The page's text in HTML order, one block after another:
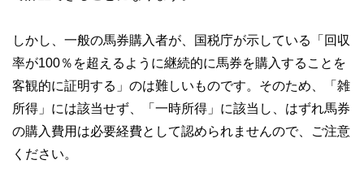
しかし、一般の馬券購入者が、国税庁が示している「回収
率が100％を超えるように継続的に馬券を購入することを
客観的に証明する」のは難しいものです。そのため、「雑
所得」には該当せず、「一時所得」に該当し、はずれ馬券
の購入費用は必要経費として認められませんので、ご注意
ください。